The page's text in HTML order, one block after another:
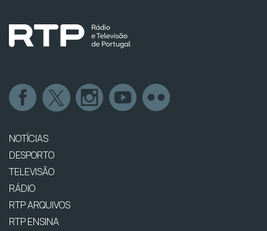
NOTÍCIAS
DESPORTO
TELEVISÃO
RÁDIO
RTP ARQUIVOS
RTP ENSINA